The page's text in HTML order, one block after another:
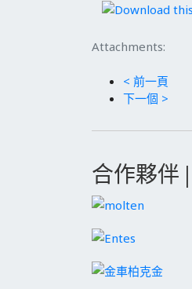
Attachments:
< 前一頁
下一個 >
合作夥伴 |